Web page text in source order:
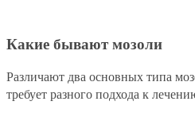
Какие бывают мозоли
Различают два основных типа
требует разного подхода к